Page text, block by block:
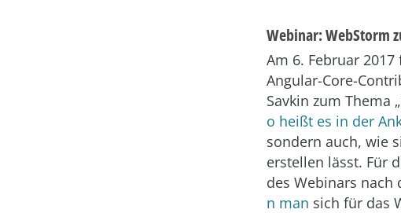
Webinar: WebStorm
Am 6. Februar
Angular-Core-
Savkin zum Thema
o heißt es in der
sondern auch, wie
erstellen lässt. Für
des Webinars nach
n man sich für das